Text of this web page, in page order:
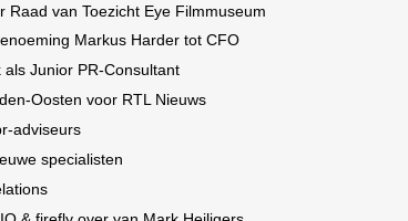
van Toezicht Eye Filmmuseum
Markus Harder tot CFO
Junior PR-Consultant
Oosten voor RTL Nieuws
adviseurs
specialisten